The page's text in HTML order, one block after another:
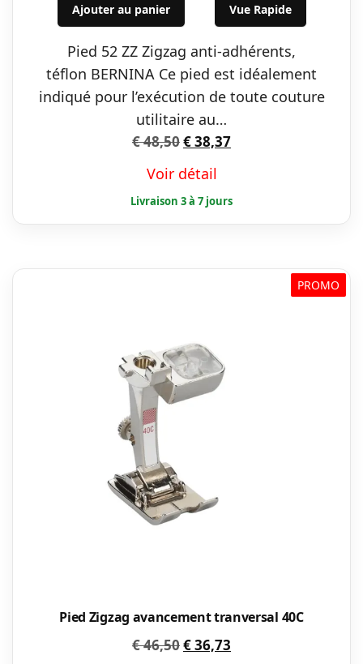
était :
€ 48,50.
actuel
est :
€ 38,37.
Ajouter au panier Vue Rapide
Pied 52 ZZ Zigzag anti-adhérents,
téflon BERNINA Ce pied est idéalement
indiqué pour l’exécution de toute couture
utilitaire au…
€48,50Le
initial
était :
€ 48,50.
€38,37Le
est :
€ 38,37.
Voir détail
PROMO
Pied Zigzag avancement tranversal 40C
€46,50Le
€36,73